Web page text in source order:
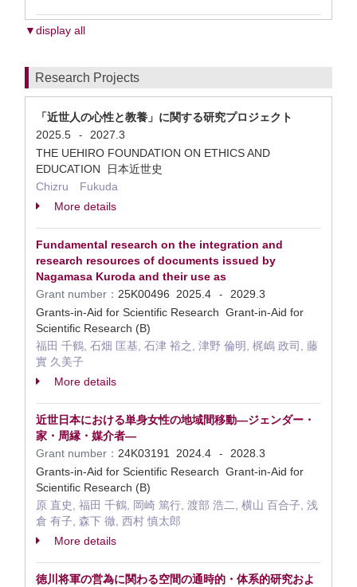
▼display all
Research Projects
「近世人の心性と教養」に関する研究プロジェクト
2025.5
-
2027.3
THE UEHIRO FOUNDATION ON ETHICS AND
EDUCATION 日本近世史
Chizru Fukuda
More details
Fundamental research on the integration and
research resources of documents issued by
Nagamasa Kuroda and their use as
Grant number： 25K00496 2025.4 -
2029.3
Grants-in-Aid for Scientific Research Grant-in-Aid for
Scientific Research (B)
福田 千鶴, 石畑 匡基, 石津 裕之, 津野 倫明, 梶嶋 政司, 藤
實 久美子
More details
近世日本における単身女性の地域間移動―ジェンダー・
家・周縁・媒介者―
Grant number： 24K03191 2024.4 -
2028.3
Grants-in-Aid for Scientific Research Grant-in-Aid for
Scientific Research (B)
原 直史, 福田 千鶴, 岡崎 篤行, 渡部 浩二, 横山 百合子, 浅
倉 有子, 森下 徹, 西村 慎太郎
More details
徳川将軍の営為に関わる空間の通時的・体系的研究およ